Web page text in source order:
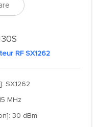
RF SX1262
SX1262
MHz
30 dBm